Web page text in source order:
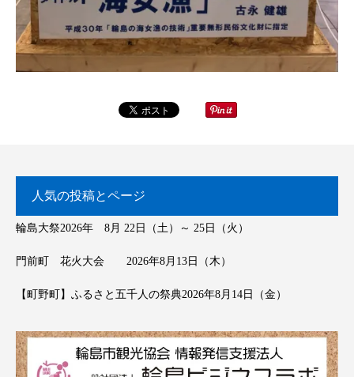
人気の投稿とページ
輪島大祭2026年 8月 22日（土）～ 25日（火）
門前町 花火大会 2026年8月13日（木）
【町野町】ふるさと五千人の祭典2026年8月14日（金）